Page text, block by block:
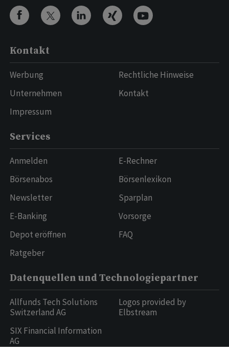
Kontakt
Werbung
Unternehmen
Impressum
Rechtliche Hinweise
Kontakt
Services
Anmelden
Börsenabos
Newsletter
E-Banking
Depot eröffnen
Ratgeber
E-Rechner
Börsenlexikon
Sparplan
Vorsorge
FAQ
Datenquellen und Technologiepartner
Allfunds Tech Solutions
Switzerland AG
SIX Financial Information
AG
Logos provided by
Elbstream